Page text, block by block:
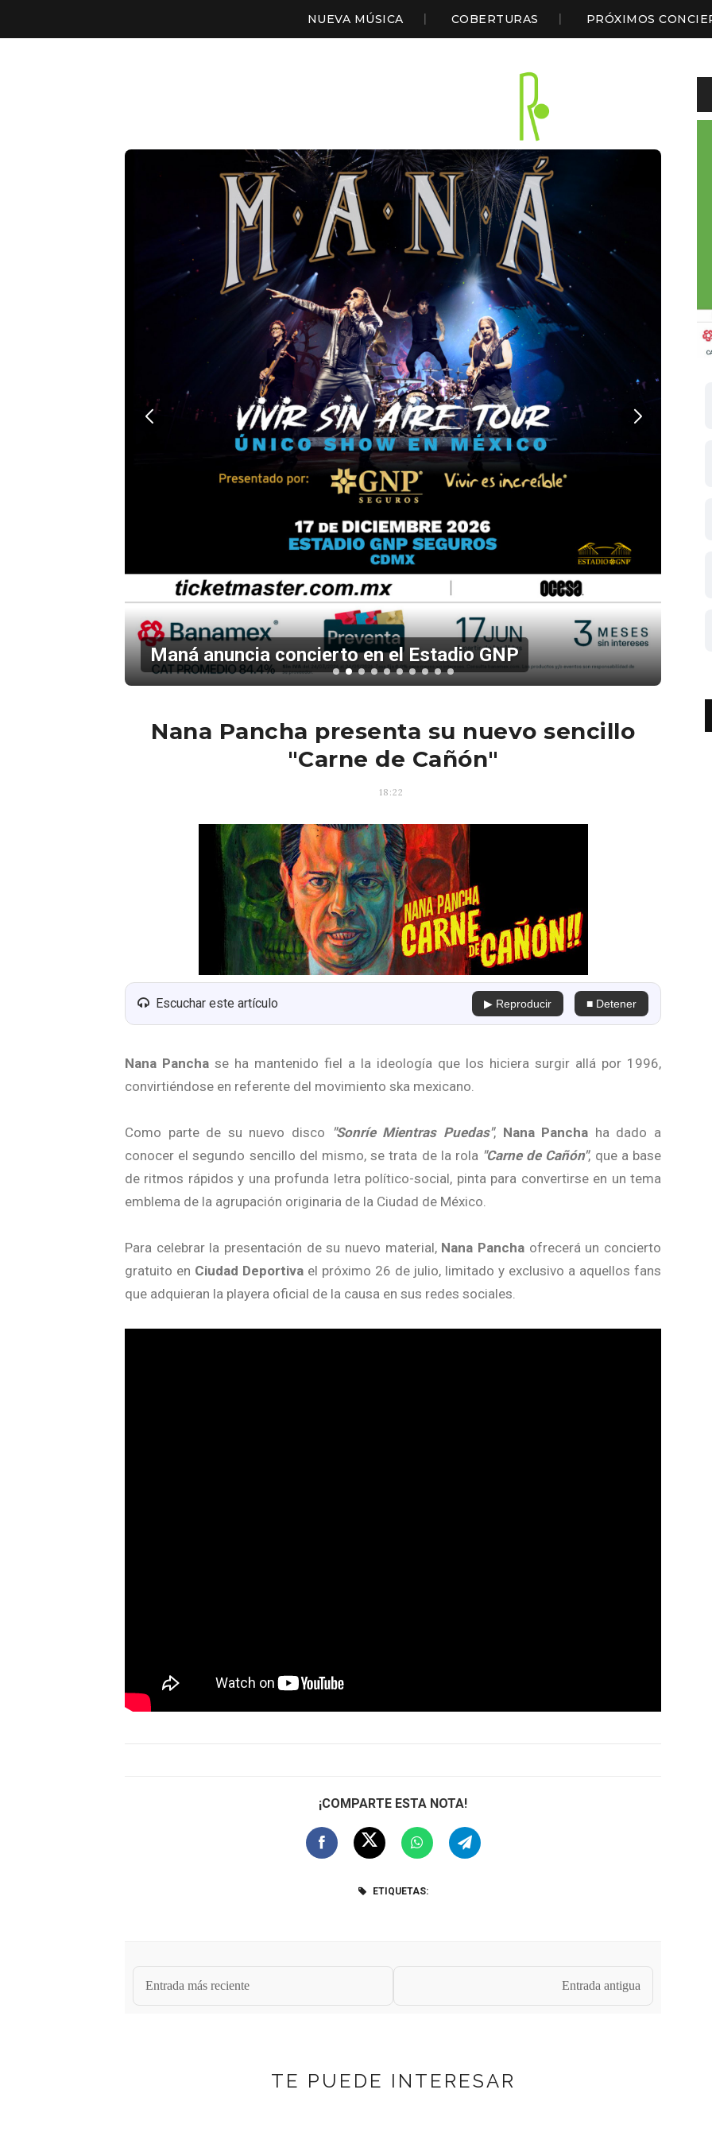
NUEVA MÚSICA COBERTURAS PRÓXIMOS
Maná anuncia concierto en el Estadio GNP
Nana Pancha presenta su nuevo sencillo
"Carne de Cañón"
18:22
Escuchar este artículo ▶ Reproducir ■ Detener
Nana Pancha se ha mantenido fiel a la ideología que los hiciera surgir allá por 1996,
convirtiéndose en referente del movimiento ska mexicano.
Como parte de su nuevo disco "Sonríe Mientras Puedas", Nana Pancha ha dado a
conocer el segundo sencillo del mismo, se trata de la rola "Carne de Cañón", que a base
de ritmos rápidos y una profunda letra político-social, pinta para convertirse en un tema
emblema de la agrupación originaria de la Ciudad de México.
Para celebrar la presentación de su nuevo material, Nana Pancha ofrecerá un concierto
gratuito en Ciudad Deportivael próximo 26 de julio, limitado y exclusivo a aquellos fans
que adquieran la playera oficial de la causa en sus redes sociales.
¡COMPARTE ESTA NOTA!
ETIQUETAS:
Entrada más reciente Entrada antigua
TE PUEDE INTERESAR